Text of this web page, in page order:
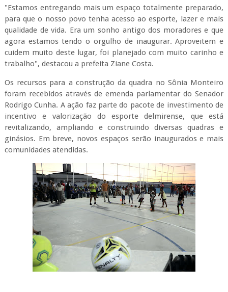
"Estamos entregando mais um espaço totalmente preparado,
para que o nosso povo tenha acesso ao esporte, lazer e mais
qualidade de vida. Era um sonho antigo dos moradores e que
agora estamos tendo o orgulho de inaugurar. Aproveitem e
cuidem muito deste lugar, foi planejado com muito carinho e
trabalho", destacou a prefeita Ziane Costa.
Os recursos para a construção da quadra no Sônia Monteiro
foram recebidos através de emenda parlamentar do Senador
Rodrigo Cunha. A ação faz parte do pacote de investimento de
incentivo e valorização do esporte delmirense, que está
revitalizando, ampliando e construindo diversas quadras e
ginásios. Em breve, novos espaços serão inaugurados e mais
comunidades atendidas.